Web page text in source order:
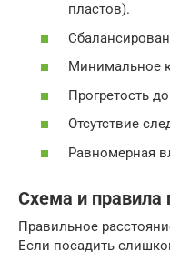
пластов).
Минимальное
Прогретость
Отсутствие
Равномерная
Схема и правила
Правильное
Если посадить